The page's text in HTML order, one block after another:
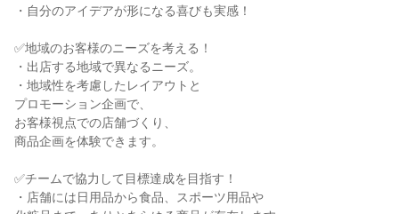
・自分のアイデアが形になる喜びも実感！
✅地域のお客様のニーズを考える！
・出店する地域で異なるニーズ。
・地域性を考慮したレイアウトと
プロモーション企画で、
お客様視点での店舗づくり、
商品企画を体験できます。
✅チームで協力して目標達成を目指す！
・店舗には日用品から食品、スポーツ用品や